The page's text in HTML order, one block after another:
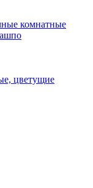
комнатные
цветущие